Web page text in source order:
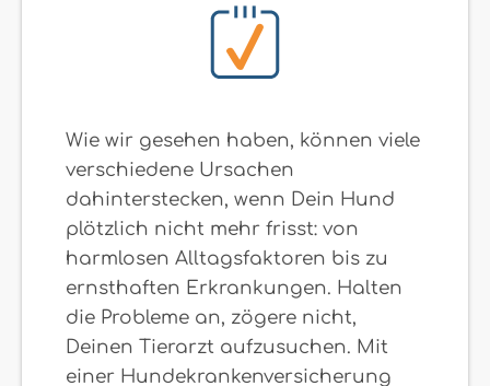
Wie wir gesehen haben, können viele
verschiedene Ursachen
dahinterstecken, wenn Dein Hund
plötzlich nicht mehr frisst: von
harmlosen Alltagsfaktoren bis zu
ernsthaften Erkrankungen. Halten
die Probleme an, zögere nicht,
Deinen Tierarzt aufzusuchen. Mit
einer Hundekrankenversicherung